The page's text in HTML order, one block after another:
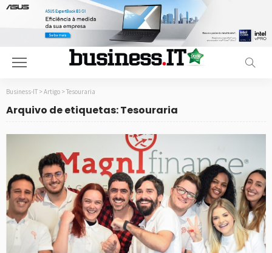
Business-IT > Artigo > Tesouraria
Arquivo de etiquetas: Tesouraria